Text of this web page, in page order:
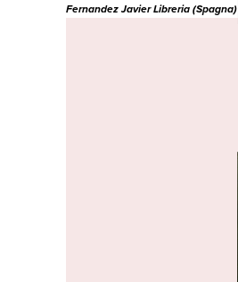
Fernandez Javier Libreria (Spagna)